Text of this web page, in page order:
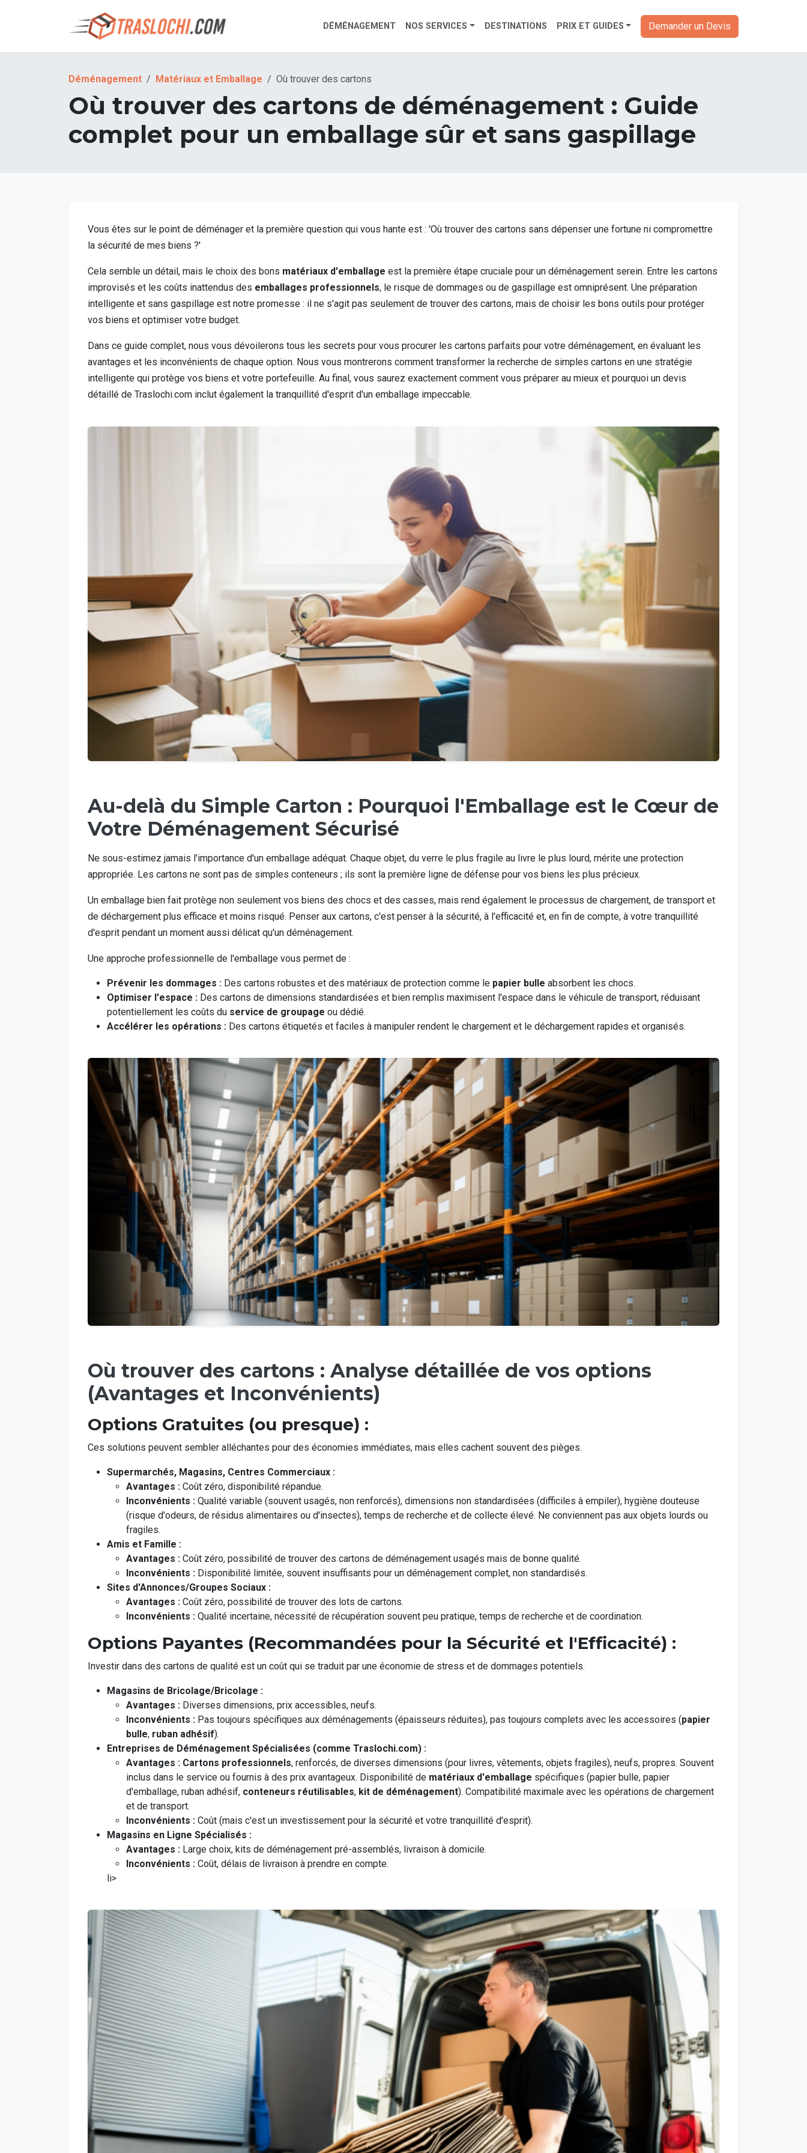
DÉMÉNAGEMENT NOS SERVICES DESTINATIONS PRIX ET GUIDES Demander un Devis
Déménagement Matériaux et Emballage Où trouver des cartons
Où trouver des cartons de déménagement : Guide
complet pour un emballage sûr et sans gaspillage
Vous êtes sur le point de déménager et la première question qui vous hante est : 'Où trouver des cartons sans dépenser une fortune ni compromettre
la sécurité de mes biens ?'
Cela semble un détail, mais le choix des bons matériaux d'emballage est la première étape cruciale pour un déménagement serein. Entre les cartons
improvisés et les coûts inattendus des emballages professionnels, le risque de dommages ou de gaspillage est omniprésent. Une préparation
intelligente et sans gaspillage est notre promesse : il ne s'agit pas seulement de trouver des cartons, mais de choisir les bons outils pour protéger
vos biens et optimiser votre budget.
Dans ce guide complet, nous vous dévoilerons tous les secrets pour vous procurer les cartons parfaits pour votre déménagement, en évaluant les
avantages et les inconvénients de chaque option. Nous vous montrerons comment transformer la recherche de simples cartons en une stratégie
intelligente qui protège vos biens et votre portefeuille. Au final, vous saurez exactement comment vous préparer au mieux et pourquoi un devis
détaillé de Traslochi.com inclut également la tranquillité d'esprit d'un emballage impeccable.
Au-delà du Simple Carton : Pourquoi l'Emballage est le Cœur de
Votre Déménagement Sécurisé
Ne sous-estimez jamais l'importance d'un emballage adéquat. Chaque objet, du verre le plus fragile au livre le plus lourd, mérite une protection
appropriée. Les cartons ne sont pas de simples conteneurs ; ils sont la première ligne de défense pour vos biens les plus précieux.
Un emballage bien fait protège non seulement vos biens des chocs et des casses, mais rend également le processus de chargement, de transport et
de déchargement plus efficace et moins risqué. Penser aux cartons, c'est penser à la sécurité, à l'efficacité et, en fin de compte, à votre tranquillité
d'esprit pendant un moment aussi délicat qu'un déménagement.
Une approche professionnelle de l'emballage vous permet de :
Prévenir les dommages : Des cartons robustes et des matériaux de protection comme le papier bulle absorbent les chocs.
Optimiser l'espace : Des cartons de dimensions standardisées et bien remplis maximisent l'espace dans le véhicule de transport, réduisant
potentiellement les coûts du service de groupage ou dédié.
Accélérer les opérations : Des cartons étiquetés et faciles à manipuler rendent le chargement et le déchargement rapides et organisés.
Où trouver des cartons : Analyse détaillée de vos options
(Avantages et Inconvénients)
Options Gratuites (ou presque) :
Ces solutions peuvent sembler alléchantes pour des économies immédiates, mais elles cachent souvent des pièges.
Supermarchés, Magasins, Centres Commerciaux :
Avantages : Coût zéro, disponibilité répandue.
Inconvénients : Qualité variable (souvent usagés, non renforcés), dimensions non standardisées (difficiles à empiler), hygiène douteuse
(risque d'odeurs, de résidus alimentaires ou d'insectes), temps de recherche et de collecte élevé. Ne conviennent pas aux objets lourds ou
fragiles.
Amis et Famille :
Avantages : Coût zéro, possibilité de trouver des cartons de déménagement usagés mais de bonne qualité.
Inconvénients : Disponibilité limitée, souvent insuffisants pour un déménagement complet, non standardisés.
Sites d'Annonces/Groupes Sociaux :
Avantages : Coût zéro, possibilité de trouver des lots de cartons.
Inconvénients : Qualité incertaine, nécessité de récupération souvent peu pratique, temps de recherche et de coordination.
Options Payantes (Recommandées pour la Sécurité et l'Efficacité) :
Investir dans des cartons de qualité est un coût qui se traduit par une économie de stress et de dommages potentiels.
Magasins de Bricolage/Bricolage :
Avantages : Diverses dimensions, prix accessibles, neufs.
Inconvénients : Pas toujours spécifiques aux déménagements (épaisseurs réduites), pas toujours complets avec les accessoires (papier
bulle, ruban adhésif).
Entreprises de Déménagement Spécialisées (comme Traslochi.com) :
Avantages : Cartons professionnels, renforcés, de diverses dimensions (pour livres, vêtements, objets fragiles), neufs, propres. Souvent
inclus dans le service ou fournis à des prix avantageux. Disponibilité de matériaux d'emballage spécifiques (papier bulle, papier
d'emballage, ruban adhésif, conteneurs réutilisables, kit de déménagement). Compatibilité maximale avec les opérations de chargement
et de transport.
Inconvénients : Coût (mais c'est un investissement pour la sécurité et votre tranquillité d'esprit).
Magasins en Ligne Spécialisés :
Avantages : Large choix, kits de déménagement pré-assemblés, livraison à domicile.
Inconvénients : Coût, délais de livraison à prendre en compte.
li>